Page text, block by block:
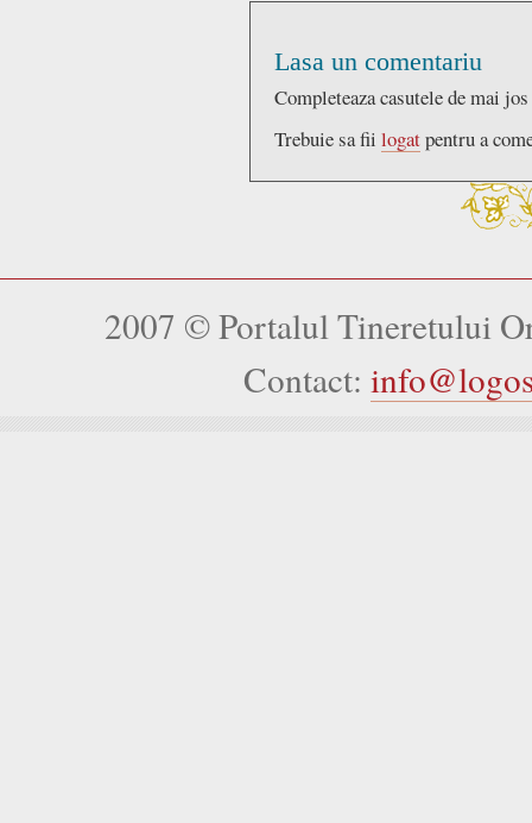
Lasa un comentariu
Completeaza casutele de mai
Trebuie sa fii logatpentru a
2007 © Portalul Tineretului
Contact: